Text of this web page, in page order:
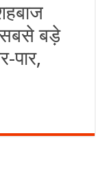
बड़े
पार,